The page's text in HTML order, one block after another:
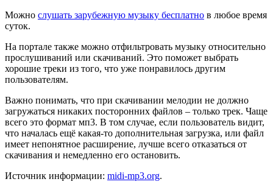
Можно слушать зарубежную музыку бесплатно в любое время
суток.
На портале также можно отфильтровать музыку относительно
прослушиваний или скачиваний. Это поможет выбрать
хорошие треки из того, что уже понравилось другим
пользователям.
Важно понимать, что при скачивании мелодии не должно
загружаться никаких посторонних файлов – только трек. Чаще
всего это формат мп3. В том случае, если пользователь видит,
что началась ещё какая-то дополнительная загрузка, или файл
имеет непонятное расширение, лучше всего отказаться от
скачивания и немедленно его остановить.
Источник информации: midi-mp3.org.